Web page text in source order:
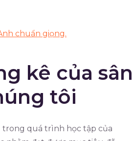
chuẩn giọng.
kê của sân
tôi
trong quá trình học tập của